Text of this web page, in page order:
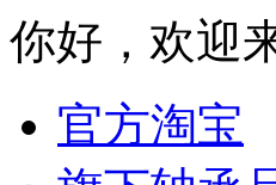
你好，欢迎
官方淘宝